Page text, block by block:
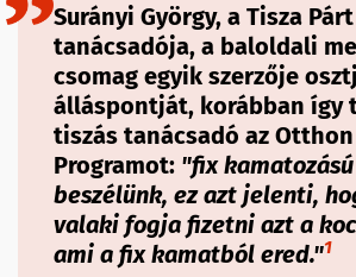
Surányi György, a Tisza Párt
tanácsadója, a baloldali
csomag egyik szerzője
álláspontját, korábban így
tiszás tanácsadó az
Programot: "fix
beszélünk, ez azt jelenti,
valaki fogja fizetni azt a
ami a fix kamatból ered."1